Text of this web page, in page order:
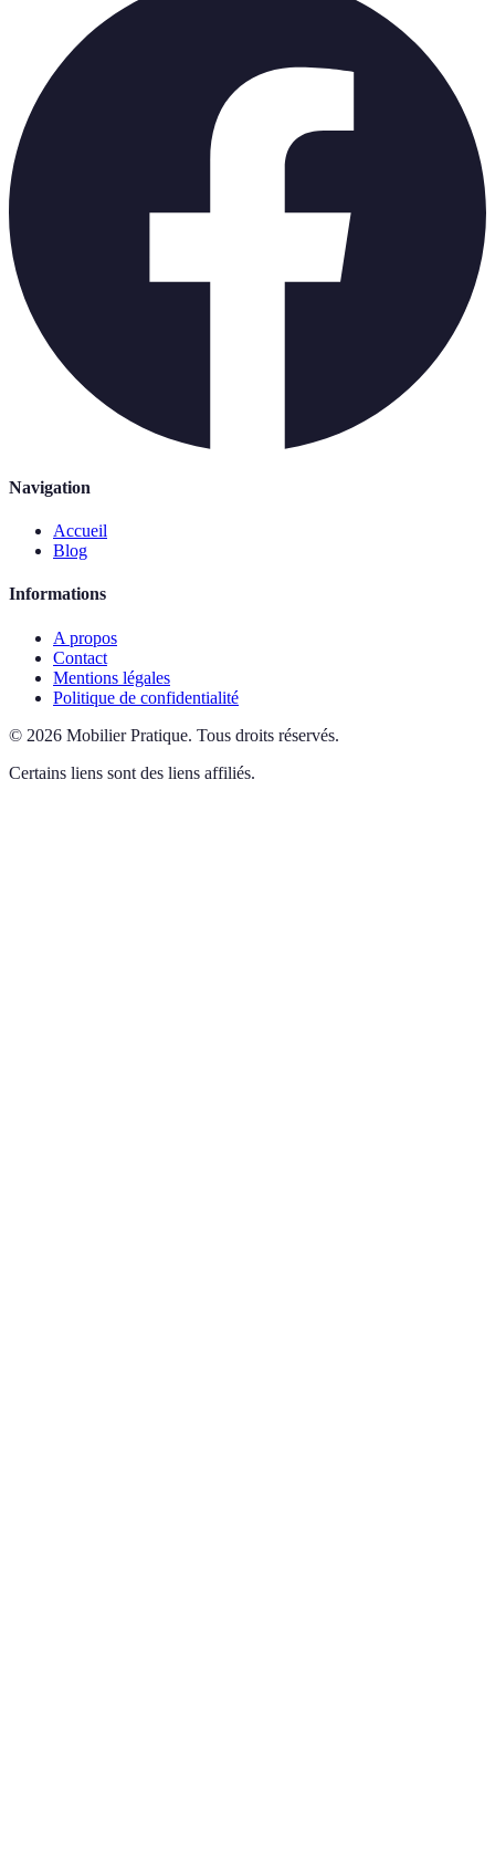
Navigation
Accueil
Blog
Informations
A propos
Contact
Mentions légales
Politique de confidentialité
© 2026 Mobilier Pratique. Tous droits réservés.
Certains liens sont des liens affiliés.